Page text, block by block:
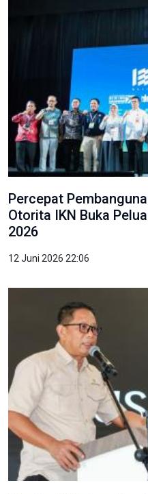
Percepat
Otorita IKN Buka
2026
12 Juni 2026 22:06